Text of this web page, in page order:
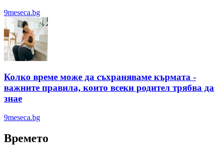
9meseca.bg
Колко време може да съхраняваме кърмата -
важните правила, които всеки родител трябва да
знае
9meseca.bg
Времето